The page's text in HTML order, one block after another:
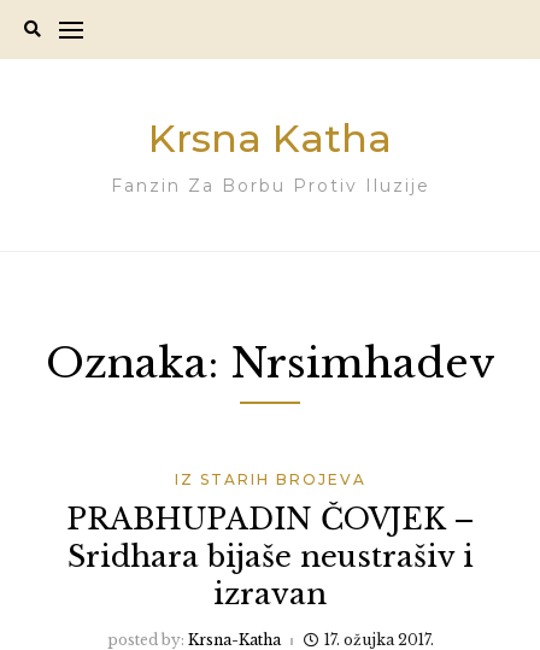
Krsna Katha
Fanzin Za Borbu Protiv Iluzije
Oznaka: Nrsimhadev
IZ STARIH BROJEVA
PRABHUPADIN ČOVJEK –
Sridhara bijaše neustrašiv i
izravan
posted by: Krsna-Katha 17. ožujka 2017.